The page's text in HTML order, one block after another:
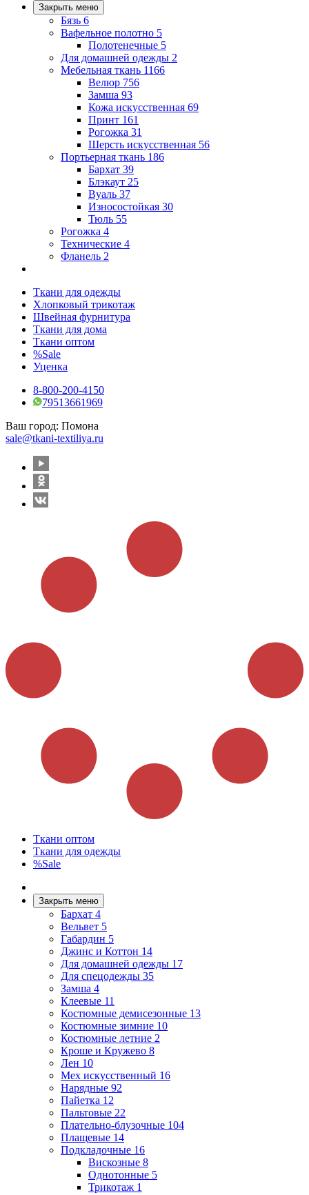
Закрыть меню
Бязь 6
Вафельное полотно 5
Полотенечные 5
Для домашней одежды 2
Мебельная ткань 1166
Велюр 756
Замша 93
Кожа искусственная 69
Принт 161
Рогожка 31
Шерсть искусственная 56
Портьерная ткань 186
Бархат 39
Блэкаут 25
Вуаль 37
Износостойкая 30
Тюль 55
Рогожка 4
Технические 4
Фланель 2
Ткани для одежды
Хлопковый трикотаж
Швейная фурнитура
Ткани для дома
Ткани оптом
%Sale
Уценка
8-800-200-4150
79513661969
Ваш город: Помона
sale@tkani-textiliya.ru
Ткани оптом
Ткани для одежды
%Sale
Закрыть меню
Бархат 4
Вельвет 5
Габардин 5
Джинс и Коттон 14
Для домашней одежды 17
Для спецодежды 35
Замша 4
Клеевые 11
Костюмные демисезонные 13
Костюмные зимние 10
Костюмные летние 2
Кроше и Кружево 8
Лен 10
Мех искусственный 16
Нарядные 92
Пайетка 12
Пальтовые 22
Плательно-блузочные 104
Плащевые 14
Подкладочные 16
Вискозные 8
Однотонные 5
Трикотаж 1